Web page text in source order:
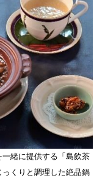
緒に提供する「島飲茶
くりと調理した絶品鍋